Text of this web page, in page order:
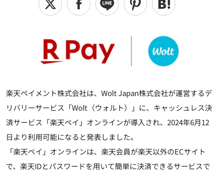
楽天ペイメント株式会社は、Wolt Japan株式会社が運営するデ
リバリーサービス「Wolt（ウォルト）」に、キャッシュレス決
済サービス「楽天ペイ」オンラインが導入され、2024年6月12
日より利用可能になると発表しました。
「楽天ペイ」オンラインは、楽天会員が楽天以外のECサイト
で、楽天IDとパスワードを用いて簡単に決済できるサービスで